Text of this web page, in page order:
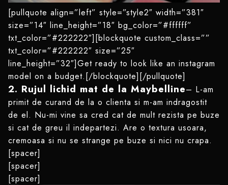
[pullquote align=”left” style=”style2″ width=”381″
size=”14″ line_height=”18″ bg_color=”#ffffff”
txt_color=”#222222″][blockquote custom_class=””
txt_color=”#222222″ size=”25″
line_height=”32″]Get ready to look like an instagram
model on a budget.[/blockquote][/pullquote]
2. Rujul lichid mat de la Maybelline– L-am
primit de curand de la o clienta si m-am indragostit
de el. Nu-mi vine sa cred cat de mult rezista pe buze
si cat de greu il indepartezi. Are o textura usoara,
cremoasa si nu se strange pe buze si nici nu crapa.
[spacer]
[spacer]
[spacer]